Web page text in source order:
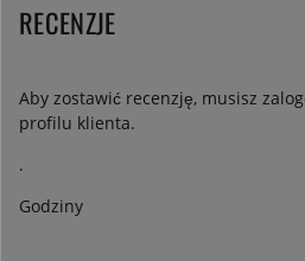
RECENZJE
Aby zostawić recenzję, musisz
profilu klienta.
.
Godziny